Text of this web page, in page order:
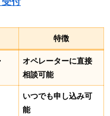
特徴
オペレーターに直接
相談可能
いつでも申し込み可
能